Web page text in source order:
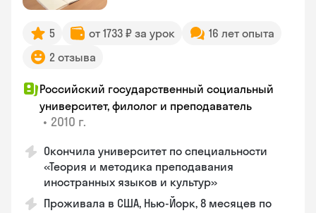
5 от 1733 ₽ за урок
16 лет опыта
2 отзыва
Российский государственный социальный
университет, филолог и преподаватель
• 2010 г.
Окончила университет по специальности
«Теория и методика преподавания
иностранных языков и культур»
Проживала в США, Нью-Йорк, 8 месяцев по